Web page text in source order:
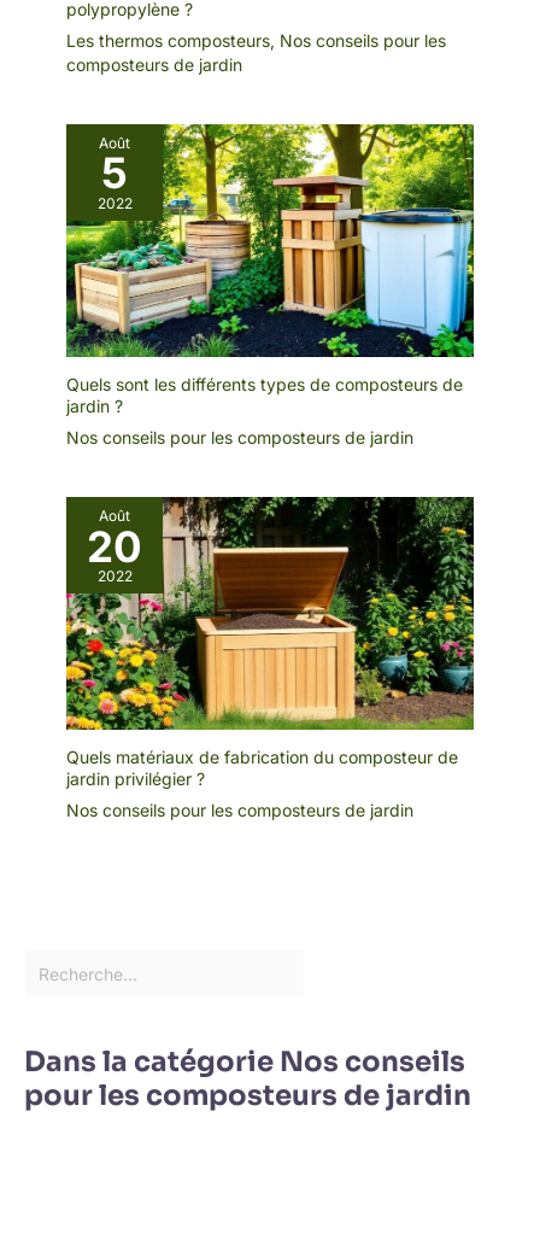
compost manuel est un jeu
place.
polypropylène ?
Les thermos composteurs, Nos conseils pour les
composteurs de jardin
Août
5
2022
Quels sont les différents types de composteurs de
jardin ?
Nos conseils pour les composteurs de jardin
Août
20
2022
Quels matériaux de fabrication du composteur de
jardin privilégier ?
Nos conseils pour les composteurs de jardin
Dans la catégorie Nos conseils
pour les composteurs de jardin